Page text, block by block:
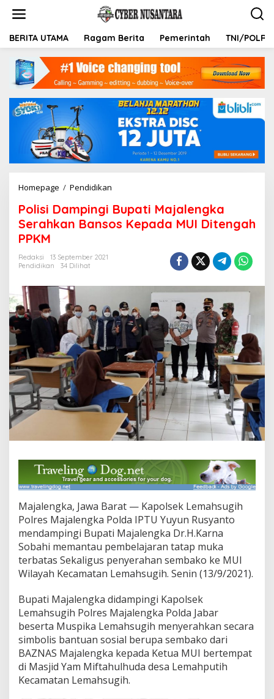
t
BERITA UTAMA Ragam Berita Pemerintah TNI/POLRI
Homepage / Pendidikan
i
s
p
n
g
i
p
a
t
i
M
a
e
n
g
a
S
e
r
a
h
k
n
B
a
n
s
o
K
e
Polisi Dampingi Bupati Majalengka
Serahkan Bansos Kepada MUI Ditengah
PPKM
Redaksi
13 September 2021
Pendidikan
34 Dilihat
Majalengka, Jawa Barat — Kapolsek Lemahsugih
Polres Majalengka Polda IPTU Yuyun Rusyanto
mendampingi Bupati Majalengka Dr.H.Karna
Sobahi memantau pembelajaran tatap muka
terbatas Sekaligus penyerahan sembako ke MUI
Wilayah Kecamatan Lemahsugih. Senin (13/9/2021).
Bupati Majalengka didampingi Kapolsek
Lemahsugih Polres Majalengka Polda Jabar
beserta Muspika Lemahsugih menyerahkan secara
simbolis bantuan sosial berupa sembako dari
BAZNAS Majalengka kepada Ketua MUI bertempat
di Masjid Yam Miftahulhuda desa Lemahputih
Kecamatan Lemahsugih.